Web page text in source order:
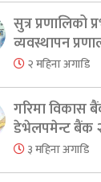
सुत्र प्रणालिको
व्यवस्थापन
२ महिना अगाडि
गरिमा विकास
डेभेलपमेन्ट बैंक
३ महिना अगाडि